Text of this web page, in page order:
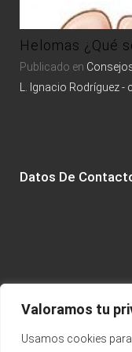
Valoramos tu
Usamos cookies
Helomas ¿Qué
Publicado en
L. Ignacio Rodríguez
Datos De
Calle Fernando el